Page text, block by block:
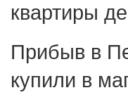
квартиры
Прибыв в
купили в